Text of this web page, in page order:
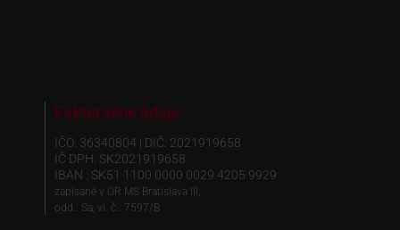
Fakturačné údaje
IČO: 36340804 | DIČ: 2021919658
IČ DPH: SK2021919658
IBAN : SK51 1100 0000 0029 4205 9929
zapísané v OR MS Bratislava III,
odd.: Sa, vl. č.: 7597/B